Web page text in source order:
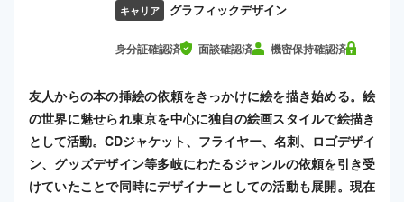
キャリア グラフィックデザイン
身分証確認済 面談確認済 機密保持確認済
友人からの本の挿絵の依頼をきっかけに絵を描き始める。絵
の世界に魅せられ東京を中心に独自の絵画スタイルで絵描き
として活動。CDジャケット、フライヤー、名刺、ロゴデザイ
ン、グッズデザイン等多岐にわたるジャンルの依頼を引き受
けていたことで同時にデザイナーとしての活動も展開。現在